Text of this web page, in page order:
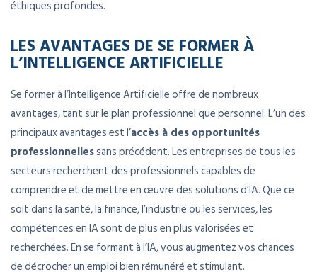
éthiques profondes.
LES AVANTAGES DE SE FORMER À
L’INTELLIGENCE ARTIFICIELLE
Se former à l’Intelligence Artificielle offre de nombreux
avantages, tant sur le plan professionnel que personnel. L’un des
principaux avantages est l’accès à des opportunités
professionnellessans précédent. Les entreprises de tous les
secteurs recherchent des professionnels capables de
comprendre et de mettre en œuvre des solutions d’IA. Que ce
soit dans la santé, la finance, l’industrie ou les services, les
compétences en IA sont de plus en plus valorisées et
recherchées. En se formant à l’IA, vous augmentez vos chances
de décrocher un emploi bien rémunéré et stimulant.